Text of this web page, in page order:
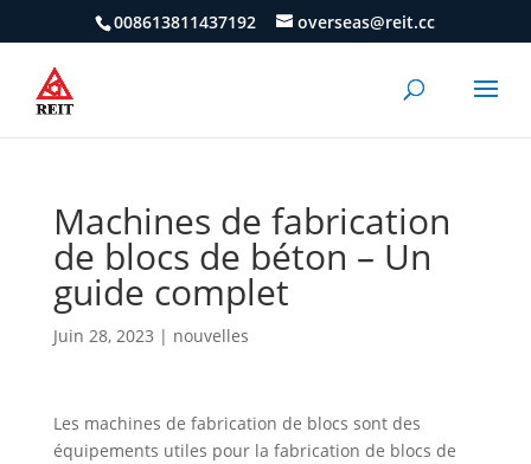
008613811437192 overseas@reit.cc
Machines de fabrication
de blocs de béton – Un
guide complet
Juin 28, 2023 | nouvelles
Les machines de fabrication de blocs sont des
équipements utiles pour la fabrication de blocs de